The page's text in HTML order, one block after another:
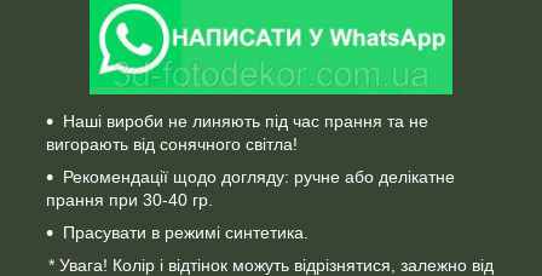
Наші вироби не линяють під час прання та не
вигорають від сонячного світла!
Рекомендації щодо догляду: ручне або делікатне
прання при 30-40 гр.
Прасувати в режимі синтетика.
* Увага! Колір і відтінок можуть відрізнятися, залежно від